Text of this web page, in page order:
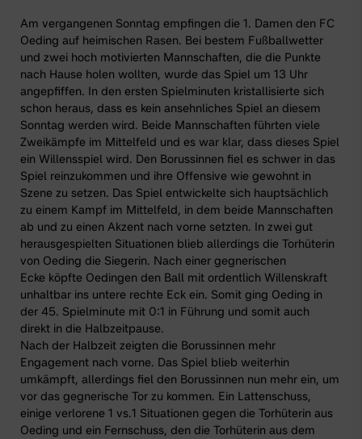
Am vergangenen Sonntag empfingen die 1. Damen den FC
Oeding auf heimischen Rasen. Bei bestem Fußballwetter
und zwei hoch motivierten Mannschaften, die die Punkte
nach Hause holen wollten, wurde das Spiel um 13 Uhr
angepfiffen. In den ersten Spielminuten kristallisierte sich
schon heraus, dass es kein ansehnliches Spiel an diesem
Sonntag werden wird. Beide Mannschaften führten viele
Zweikämpfe im Mittelfeld und es war klar, dass dieses Spiel
ein Willensspiel wird. Den Borussinnen fiel es schwer in das
Spiel reinzukommen und ihre Offensive wie gewohnt in
Szene zu setzen. Das Spiel entwickelte sich hauptsächlich
zu einem Kampf im Mittelfeld, in dem beide Mannschaften
ab und zu einen Akzent nach vorne setzten. In zwei gut
herausgespielten Situationen blieb allerdings die Torhüterin
von Oeding die Siegerin. Nach einer gegnerischen
Ecke köpfte Oedingen den Ball mit ordentlich Willenskraft
unhaltbar ins untere rechte Eck ein. Somit ging Oeding in
der 45. Spielminute mit 0:1 in Führung und somit auch
direkt in die Halbzeitpause.
Nach der Halbzeit zeigten die Borussinnen mehr
Engagement nach vorne. Das Spiel blieb weiterhin
umkämpft, allerdings fiel den Borussinnen nun mehr ein, um
vor das gegnerische Tor zu kommen. Ein Lattenschuss,
einige verlorene 1 vs.1 Situationen gegen die Torhüterin aus
Oeding und ein Fernschuss, den die Torhüterin aus dem